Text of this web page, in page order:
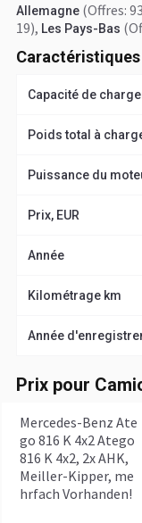
Allemagne (Offres:
19), Les Pays-Bas
Capacité de
Poids total à
Puissance du
Prix, EUR
Année
Kilométrage km
Année
Prix pour
Mercedes-Benz Ate
go 816 K 4x2 Atego
816 K 4x2, 2x AHK,
Meiller-Kipper, me
hrfach Vorhanden!